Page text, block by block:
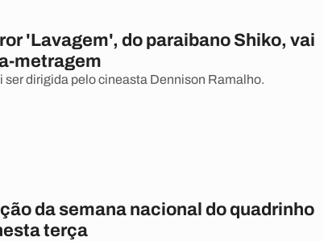
'Lavagem', do paraibano Shiko, vai
metragem
ser dirigida pelo cineasta Dennison Ramalho.
da semana nacional do quadrinho
terça